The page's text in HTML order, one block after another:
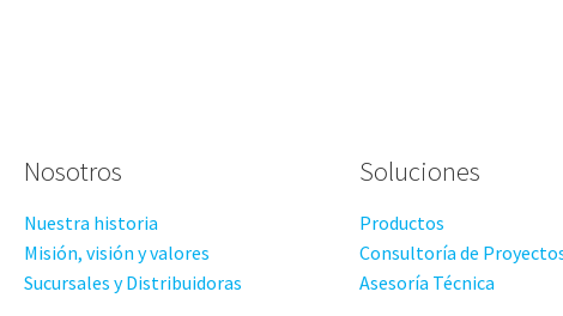
Nosotros
Nuestra historia
Misión, visión y valores
Sucursales y Distribuidoras
Soluciones
Productos
Consultoría de
Asesoría Técnica